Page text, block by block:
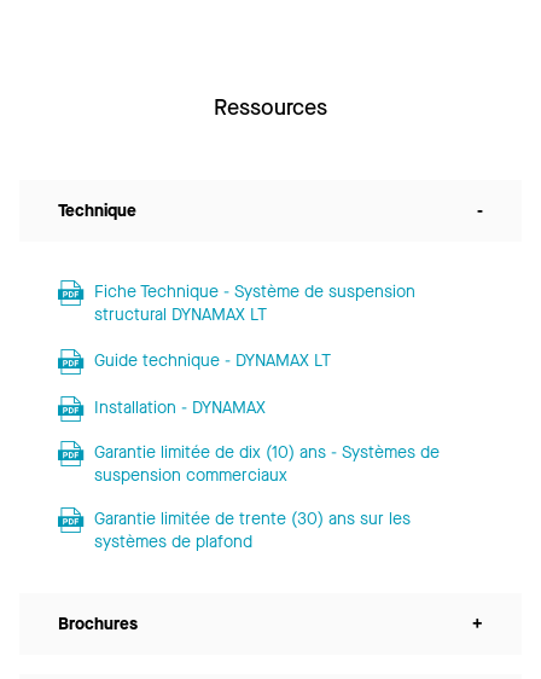
Ressources
Technique -
Fiche Technique - Système de suspension
structural DYNAMAX LT
Guide technique - DYNAMAX LT
Installation - DYNAMAX
Garantie limitée de dix (10) ans - Systèmes de
suspension commerciaux
Garantie limitée de trente (30) ans sur les
systèmes de plafond
Brochures +